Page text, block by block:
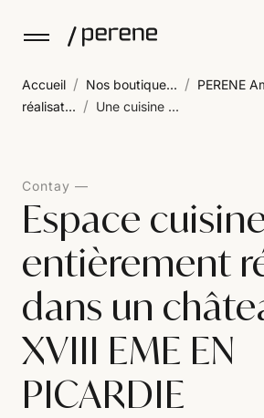
Accueil / Nos boutique... / PERENE
réalisat... / Une cuisine ...
Contay
Espace
entièrement
dans un
XVIII EME EN
PICARDIE